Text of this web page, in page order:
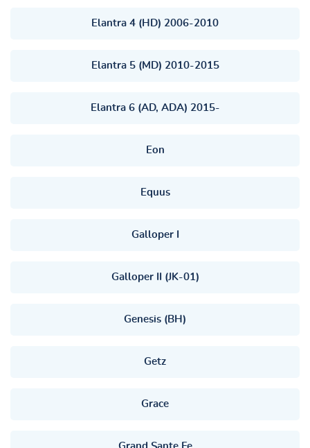
Elantra 4 (HD) 2006-2010
Elantra 5 (MD) 2010-2015
Elantra 6 (AD, ADA) 2015-
Eon
Equus
Galloper I
Galloper II (JK-01)
Genesis (BH)
Getz
Grace